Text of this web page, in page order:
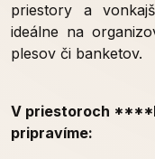
priestory a
ideálne na
plesov či banketov.
V priestoroch
pripravíme: